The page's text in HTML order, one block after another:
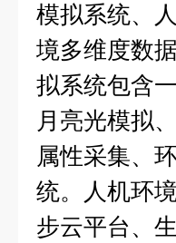
模拟系统、
境多维度数
拟系统包含
月亮光模拟
属性采集、
统。人机环
步云平台、